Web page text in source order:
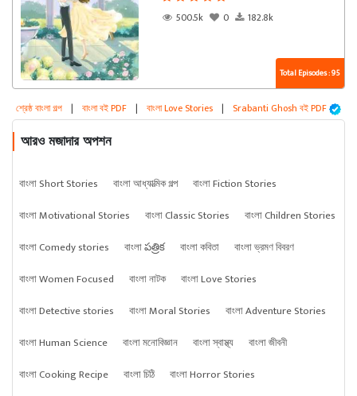
500.5k
0 182.8k
Total Episodes : 95
শ্রেষ্ঠ বাংলা গল্প | বাংলা বই PDF | বাংলা Love Stories | Srabanti Ghosh বই PDF
আরও মজাদার অপশন
বাংলা Short Stories বাংলা আধ্যাত্মিক গল্প
বাংলা Fiction Stories
বাংলা Motivational Stories
বাংলা Classic Stories
বাংলা Children Stories
বাংলা Comedy stories
বাংলা పత్రిక বাংলা কবিতা
বাংলা ভ্রমণ বিবরণ
বাংলা Women Focused
বাংলা নাটক
বাংলা Love Stories
বাংলা Detective stories
বাংলা Moral Stories
বাংলা Adventure Stories
বাংলা Human Science
বাংলা মনোবিজ্ঞান বাংলা স্বাস্থ্য
বাংলা জীবনী
বাংলা Cooking Recipe
বাংলা চিঠি বাংলা Horror Stories